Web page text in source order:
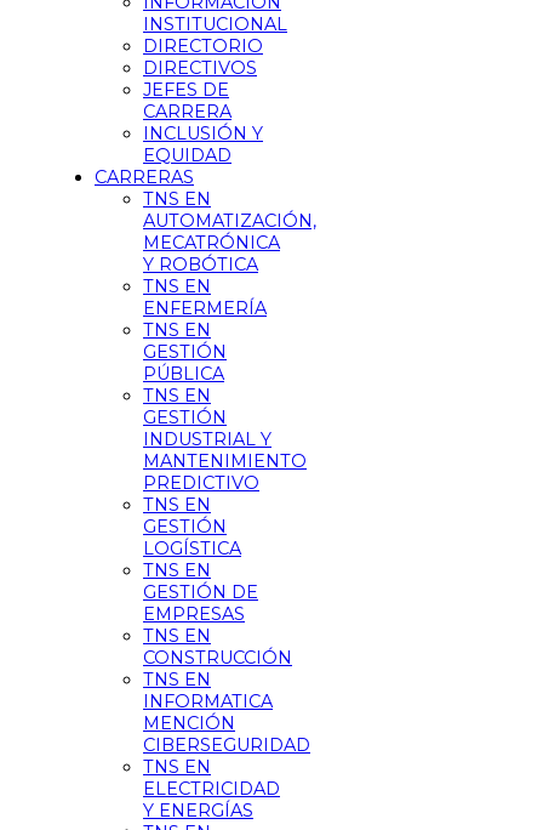
INSTITUCIONAL
DIRECTORIO
DIRECTIVOS
JEFES DE
CARRERA
INCLUSIÓN Y
EQUIDAD
CARRERAS
TNS EN
AUTOMATIZACIÓN,
MECATRÓNICA
Y ROBÓTICA
TNS EN
ENFERMERÍA
TNS EN
GESTIÓN
PÚBLICA
TNS EN
GESTIÓN
INDUSTRIAL Y
MANTENIMIENTO
PREDICTIVO
TNS EN
GESTIÓN
LOGÍSTICA
TNS EN
GESTIÓN DE
EMPRESAS
TNS EN
CONSTRUCCIÓN
TNS EN
INFORMATICA
MENCIÓN
CIBERSEGURIDAD
TNS EN
ELECTRICIDAD
Y ENERGÍAS